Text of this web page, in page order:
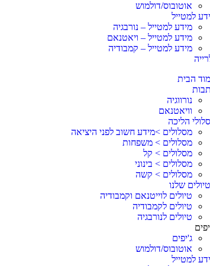
אוטובוס/דולמוש
למטייל
מידע למטייל – נורבגיה
מידע למטייל – ויאטנאם
מידע למטייל – קמבודיה
הבית
נורווגיה
וויאטנאם
הליכה
מסלולים >מידע חשוב לפני היציאה
מסלולים > משפחות
מסלולים > קל
מסלולים > בינוני
מסלולים > קשה
שלנו
טיולים לוייטנאם וקמבודיה
טיולים לקמבודיה
טיולים לנורבגיה
ג'יפים
אוטובוס/דולמוש
למטייל